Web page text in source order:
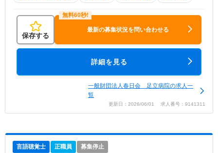
保存する
最新の募集状況を問い合わせる
詳細を見る
一般財団法人春日会 足立病院の求人一
覧
更新日：2026/06/01 求人番号：9141311
言語聴覚士 正職員 募集停止